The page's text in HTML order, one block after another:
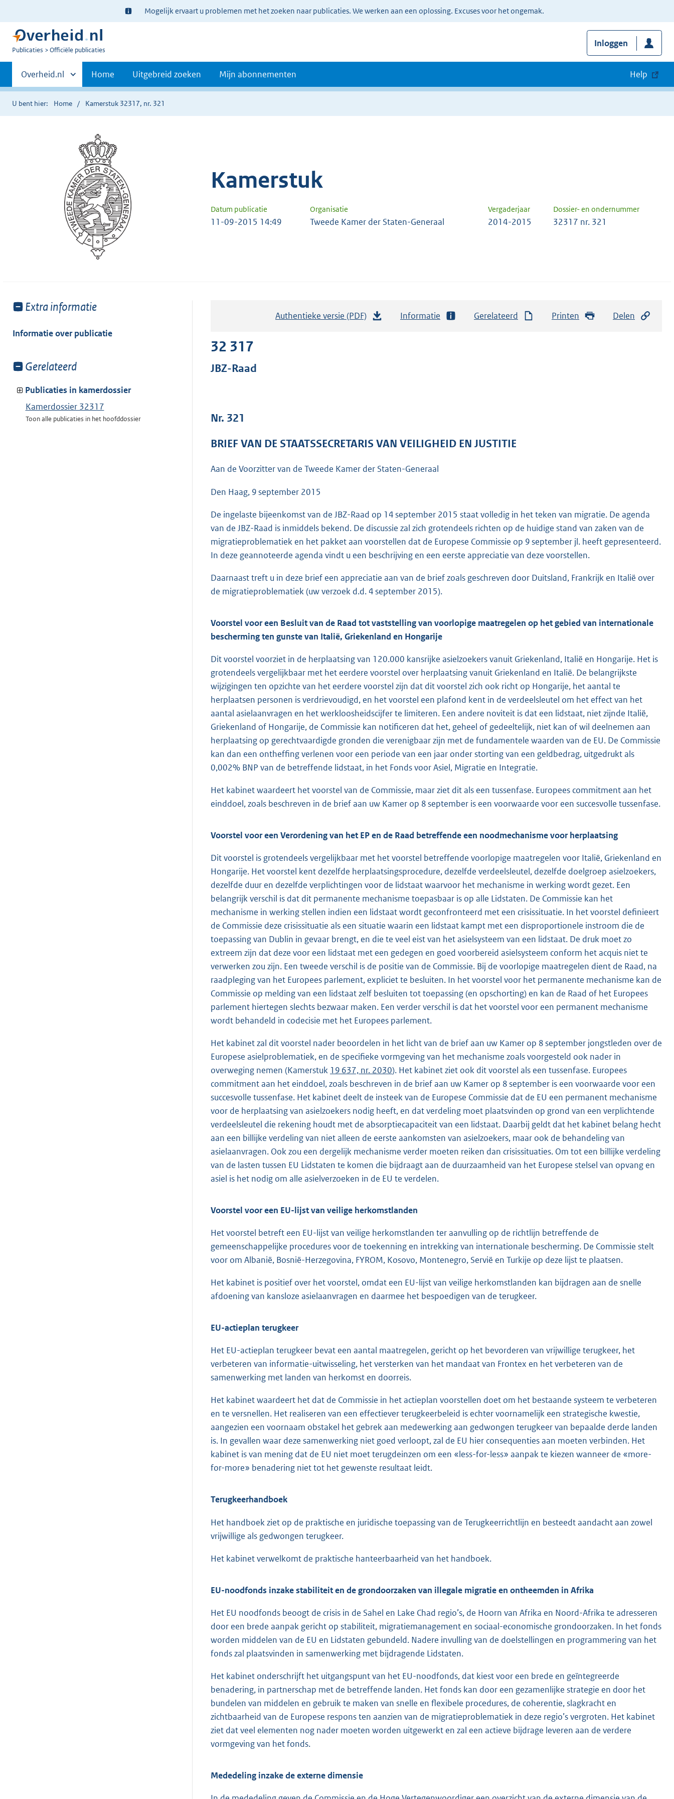
Ter
informatie:
Mogelijk ervaart u problemen met het zoeken naar publicaties. We werken aan een oplossing. Excuses voor het ongemak.
U
Publicaties Officiële publicaties
Inloggen
Primaire
navigatie
Andere
sites
binnen
Overheid.nl Home Uitgebreid zoeken Mijn abonnementen Help
U bent hier: Home Kamerstuk 32317, nr. 321
Kamerstuk
Datum publicatie Organisatie Vergaderjaar Dossier- en ondernummer
11-09-2015 14:49 Tweede Kamer der Staten-Generaal 2014-2015 32317 nr. 321
Toon
van:
Extra informatie
Informatie over publicatie
Toon
van:
Gerelateerd
Publicaties in kamerdossier
Kamerdossier 32317
Toon alle publicaties in het hoofddossier
Authentieke versie (PDF)
r
o
:
4
6
K
b
Informatie Gerelateerd Printen Delen
32 317
JBZ-Raad
Nr. 321
BRIEF VAN DE STAATSSECRETARIS VAN VEILIGHEID EN JUSTITIE
Aan de Voorzitter van de Tweede Kamer der Staten-Generaal
Den Haag, 9 september 2015
De ingelaste bijeenkomst van de JBZ-Raad op 14 september 2015 staat volledig in het teken van migratie. De agenda
van de JBZ-Raad is inmiddels bekend. De discussie zal zich grotendeels richten op de huidige stand van zaken van de
migratieproblematiek en het pakket aan voorstellen dat de Europese Commissie op 9 september jl. heeft gepresenteerd.
In deze geannoteerde agenda vindt u een beschrijving en een eerste appreciatie van deze voorstellen.
Daarnaast treft u in deze brief een appreciatie aan van de brief zoals geschreven door Duitsland, Frankrijk en Italië over
de migratieproblematiek (uw verzoek d.d. 4 september 2015).
Voorstel voor een Besluit van de Raad tot vaststelling van voorlopige maatregelen op het gebied van internationale
bescherming ten gunste van Italië, Griekenland en Hongarije
Dit voorstel voorziet in de herplaatsing van 120.000 kansrijke asielzoekers vanuit Griekenland, Italië en Hongarije. Het is
grotendeels vergelijkbaar met het eerdere voorstel over herplaatsing vanuit Griekenland en Italië. De belangrijkste
wijzigingen ten opzichte van het eerdere voorstel zijn dat dit voorstel zich ook richt op Hongarije, het aantal te
herplaatsen personen is verdrievoudigd, en het voorstel een plafond kent in de verdeelsleutel om het effect van het
aantal asielaanvragen en het werkloosheidscijfer te limiteren. Een andere noviteit is dat een lidstaat, niet zijnde Italië,
Griekenland of Hongarije, de Commissie kan notificeren dat het, geheel of gedeeltelijk, niet kan of wil deelnemen aan
herplaatsing op gerechtvaardigde gronden die verenigbaar zijn met de fundamentele waarden van de EU. De Commissie
kan dan een ontheffing verlenen voor een periode van een jaar onder storting van een geldbedrag, uitgedrukt als
0,002% BNP van de betreffende lidstaat, in het Fonds voor Asiel, Migratie en Integratie.
Het kabinet waardeert het voorstel van de Commissie, maar ziet dit als een tussenfase. Europees commitment aan het
einddoel, zoals beschreven in de brief aan uw Kamer op 8 september is een voorwaarde voor een succesvolle tussenfase.
Voorstel voor een Verordening van het EP en de Raad betreffende een noodmechanisme voor herplaatsing
Dit voorstel is grotendeels vergelijkbaar met het voorstel betreffende voorlopige maatregelen voor Italië, Griekenland en
Hongarije. Het voorstel kent dezelfde herplaatsingsprocedure, dezelfde verdeelsleutel, dezelfde doelgroep asielzoekers,
dezelfde duur en dezelfde verplichtingen voor de lidstaat waarvoor het mechanisme in werking wordt gezet. Een
belangrijk verschil is dat dit permanente mechanisme toepasbaar is op alle Lidstaten. De Commissie kan het
mechanisme in werking stellen indien een lidstaat wordt geconfronteerd met een crisissituatie. In het voorstel definieert
de Commissie deze crisissituatie als een situatie waarin een lidstaat kampt met een disproportionele instroom die de
toepassing van Dublin in gevaar brengt, en die te veel eist van het asielsysteem van een lidstaat. De druk moet zo
extreem zijn dat deze voor een lidstaat met een gedegen en goed voorbereid asielsysteem conform het acquis niet te
verwerken zou zijn. Een tweede verschil is de positie van de Commissie. Bij de voorlopige maatregelen dient de Raad, na
raadpleging van het Europees parlement, expliciet te besluiten. In het voorstel voor het permanente mechanisme kan de
Commissie op melding van een lidstaat zelf besluiten tot toepassing (en opschorting) en kan de Raad of het Europees
parlement hiertegen slechts bezwaar maken. Een verder verschil is dat het voorstel voor een permanent mechanisme
wordt behandeld in codecisie met het Europees parlement.
Het kabinet zal dit voorstel nader beoordelen in het licht van de brief aan uw Kamer op 8 september jongstleden over de
Europese asielproblematiek, en de specifieke vormgeving van het mechanisme zoals voorgesteld ook nader in
overweging nemen (Kamerstuk 19 637, nr. 2030). Het kabinet ziet ook dit voorstel als een tussenfase. Europees
commitment aan het einddoel, zoals beschreven in de brief aan uw Kamer op 8 september is een voorwaarde voor een
succesvolle tussenfase. Het kabinet deelt de insteek van de Europese Commissie dat de EU een permanent mechanisme
voor de herplaatsing van asielzoekers nodig heeft, en dat verdeling moet plaatsvinden op grond van een verplichtende
verdeelsleutel die rekening houdt met de absorptiecapaciteit van een lidstaat. Daarbij geldt dat het kabinet belang hecht
aan een billijke verdeling van niet alleen de eerste aankomsten van asielzoekers, maar ook de behandeling van
asielaanvragen. Ook zou een dergelijk mechanisme verder moeten reiken dan crisissituaties. Om tot een billijke verdeling
van de lasten tussen EU Lidstaten te komen die bijdraagt aan de duurzaamheid van het Europese stelsel van opvang en
asiel is het nodig om alle asielverzoeken in de EU te verdelen.
Voorstel voor een EU-lijst van veilige herkomstlanden
Het voorstel betreft een EU-lijst van veilige herkomstlanden ter aanvulling op de richtlijn betreffende de
gemeenschappelijke procedures voor de toekenning en intrekking van internationale bescherming. De Commissie stelt
voor om Albanië, Bosnië-Herzegovina, FYROM, Kosovo, Montenegro, Servië en Turkije op deze lijst te plaatsen.
Het kabinet is positief over het voorstel, omdat een EU-lijst van veilige herkomstlanden kan bijdragen aan de snelle
afdoening van kansloze asielaanvragen en daarmee het bespoedigen van de terugkeer.
EU-actieplan terugkeer
Het EU-actieplan terugkeer bevat een aantal maatregelen, gericht op het bevorderen van vrijwillige terugkeer, het
verbeteren van informatie-uitwisseling, het versterken van het mandaat van Frontex en het verbeteren van de
samenwerking met landen van herkomst en doorreis.
Het kabinet waardeert het dat de Commissie in het actieplan voorstellen doet om het bestaande systeem te verbeteren
en te versnellen. Het realiseren van een effectiever terugkeerbeleid is echter voornamelijk een strategische kwestie,
aangezien een voornaam obstakel het gebrek aan medewerking aan gedwongen terugkeer van bepaalde derde landen
is. In gevallen waar deze samenwerking niet goed verloopt, zal de EU hier consequenties aan moeten verbinden. Het
kabinet is van mening dat de EU niet moet terugdeinzen om een «less-for-less» aanpak te kiezen wanneer de «more-
for-more» benadering niet tot het gewenste resultaat leidt.
Terugkeerhandboek
Het handboek ziet op de praktische en juridische toepassing van de Terugkeerrichtlijn en besteedt aandacht aan zowel
vrijwillige als gedwongen terugkeer.
Het kabinet verwelkomt de praktische hanteerbaarheid van het handboek.
EU-noodfonds inzake stabiliteit en de grondoorzaken van illegale migratie en ontheemden in Afrika
Het EU noodfonds beoogt de crisis in de Sahel en Lake Chad regio’s, de Hoorn van Afrika en Noord-Afrika te adresseren
door een brede aanpak gericht op stabiliteit, migratiemanagement en sociaal-economische grondoorzaken. In het fonds
worden middelen van de EU en Lidstaten gebundeld. Nadere invulling van de doelstellingen en programmering van het
fonds zal plaatsvinden in samenwerking met bijdragende Lidstaten.
Het kabinet onderschrijft het uitgangspunt van het EU-noodfonds, dat kiest voor een brede en geïntegreerde
benadering, in partnerschap met de betreffende landen. Het fonds kan door een gezamenlijke strategie en door het
bundelen van middelen en gebruik te maken van snelle en flexibele procedures, de coherentie, slagkracht en
zichtbaarheid van de Europese respons ten aanzien van de migratieproblematiek in deze regio’s vergroten. Het kabinet
ziet dat veel elementen nog nader moeten worden uitgewerkt en zal een actieve bijdrage leveren aan de verdere
vormgeving van het fonds.
Mededeling inzake de externe dimensie